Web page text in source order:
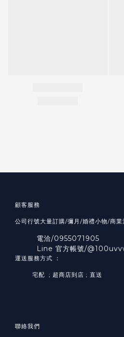
顧客服務
公司行號大量訂購/彌月/婚禮小物/商業
電洽/0955071905
Line 官方帳號/
運送服務方式 ：
宅配 ; 超商店到店 ; 直送
聯絡我們